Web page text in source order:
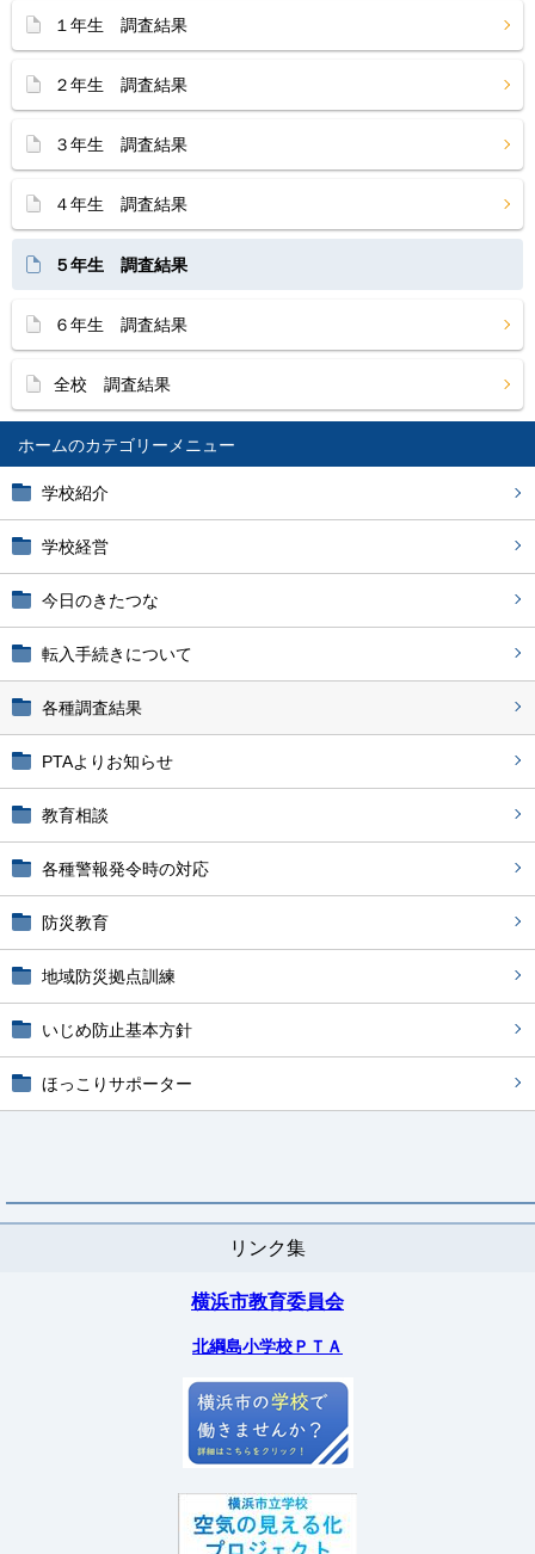
ホーム
学校紹介
学校経営
今日のきたつな
転入手続きについて
各種調査結果
PTAよりお知らせ
教育相談
各種警報発令時の対応
防災教育
地域防災拠点訓練
いじめ防止基本方針
ほっこりサポーター
リンク集
横浜市教育委員会
北綱島小学校ＰＴＡ
１年生 調査結果
２年生 調査結果
３年生 調査結果
４年生 調査結果
５年生 調査結果
６年生 調査結果
全校 調査結果